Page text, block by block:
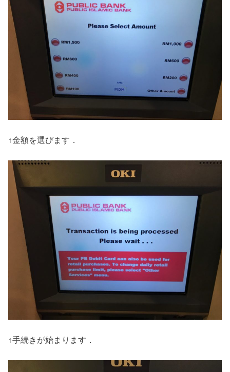
↑金額を選びます．
↑手続きが始まります．